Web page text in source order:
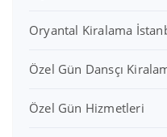
Oryantal Kiralama
Özel Gün Dansçı
Özel Gün Hizmetleri